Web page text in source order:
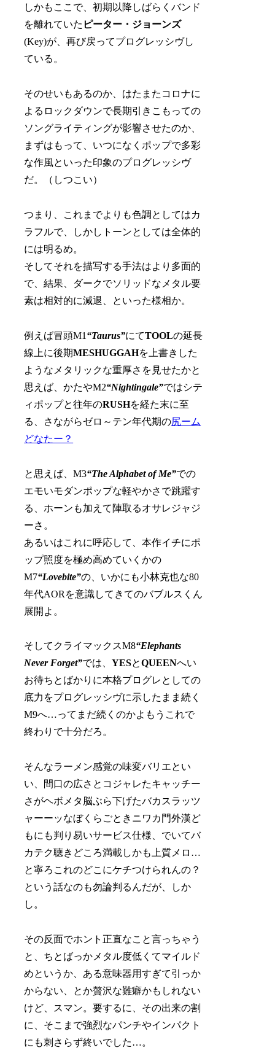
しかもここで、初期以降しばらくバンド
を離れていた ピーター・ジョーンズ
(Key)が、再び戻ってプログレッシヴし
ている。
そのせいもあるのか、はたまたコロナに
よるロックダウンで長期引きこもっての
ソングライティングが影響させたのか、
まずはもって、いつになくポップで多彩
な作風といった印象のプログレッシヴ
だ。（しつこい）
つまり、これまでよりも色調としてはカ
ラフルで、しかしトーンとしては全体的
には明るめ。
そしてそれを描写する手法はより多面的
で、結果、ダークでソリッドなメタル要
素は相対的に減退、といった様相か。
例えば冒頭M1 “Taurus”にてTOOLの延長
線上に後期MESHUGGAHを上書きした
ようなメタリックな重厚さを見せたかと
思えば、かたやM2“Nightingale”ではシテ
ィポップと往年のRUSHを経た末に至
る、さながらゼロ～テン年代期の尻ーム
どなたー？
と思えば、M3“The Alphabet of Me”での
エモいモダンポップな軽やかさで跳躍す
る、ホーンも加えて陣取るオサレジャジ
ーさ。
あるいはこれに呼応して、本作イチにポ
ップ照度を極め高めていくかの
M7“Lovebite”の、いかにも小林克也な80
年代AORを意識してきてのバブルスくん
展開よ。
そしてクライマックスM8“Elephants
Never Forget”では、YESとQUEENへい
お待ちとばかりに本格プログレとしての
底力をプログレッシヴに示したまま続く
M9へ…ってまだ続くのかよもうこれで
終わりで十分だろ。
そんなラーメン感覚の味変バリエとい
い、間口の広さとコジャレたキャッチー
さがヘボメタ脳ぶら下げたバカスラッツ
ャーーッなぼくらごときニワカ門外漢ど
もにも判り易いサービス仕様、でいてバ
カテク聴きどころ満載しかも上質メロ…
と寧ろこれのどこにケチつけられんの？
という話なのも勿論判るんだが、しか
し。
その反面でホント正直なこと言っちゃう
と、ちとばっかメタル度低くてマイルド
めというか、ある意味器用すぎて引っか
からない、とか贅沢な難癖かもしれない
けど、スマン。要するに、その出来の割
に、そこまで強烈なパンチやインパクト
にも刺さらず終いでした…。